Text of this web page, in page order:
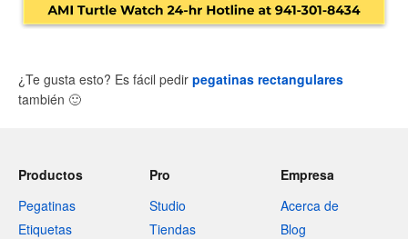
¿Te gusta esto? Es fácil pedir pegatinas rectangulares
también 🙂
Productos
Pegatinas
Etiquetas
Pro
Studio
Tiendas
Empresa
Acerca de
Blog